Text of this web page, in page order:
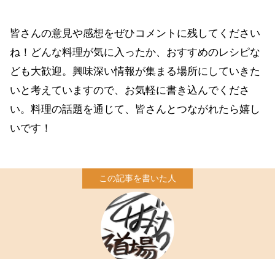
皆さんの意見や感想をぜひコメントに残してください
ね！どんな料理が気に入ったか、おすすめのレシピな
ども大歓迎。興味深い情報が集まる場所にしていきた
いと考えていますので、お気軽に書き込んでくださ
い。料理の話題を通じて、皆さんとつながれたら嬉し
いです！